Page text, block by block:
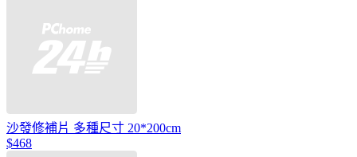
沙發修補片 多種尺寸 20*200cm
$468